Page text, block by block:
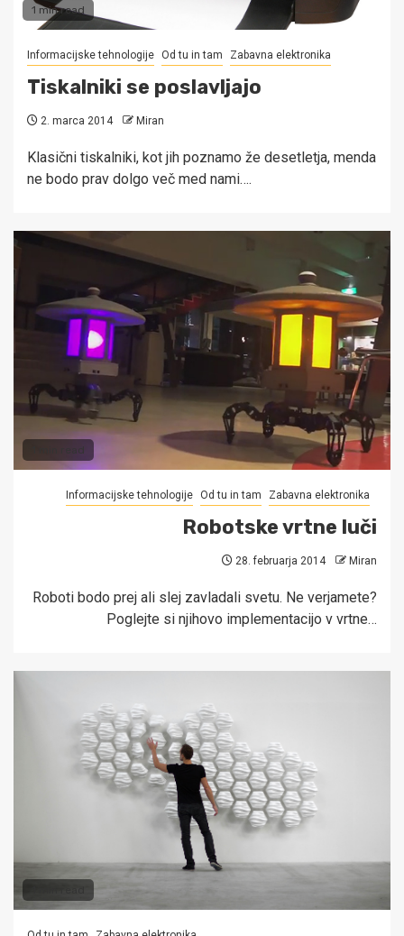
1 min read
Informacijske tehnologije Od tu in tam Zabavna elektronika
Tiskalniki se poslavljajo
2. marca 2014 Miran
Klasični tiskalniki, kot jih poznamo že desetletja, menda
ne bodo prav dolgo več med nami….
Informacijske tehnologije Od tu in tam Zabavna elektronika
Robotske vrtne luči
28. februarja 2014 Miran
Roboti bodo prej ali slej zavladali svetu. Ne verjamete?
Poglejte si njihovo implementacijo v vrtne…